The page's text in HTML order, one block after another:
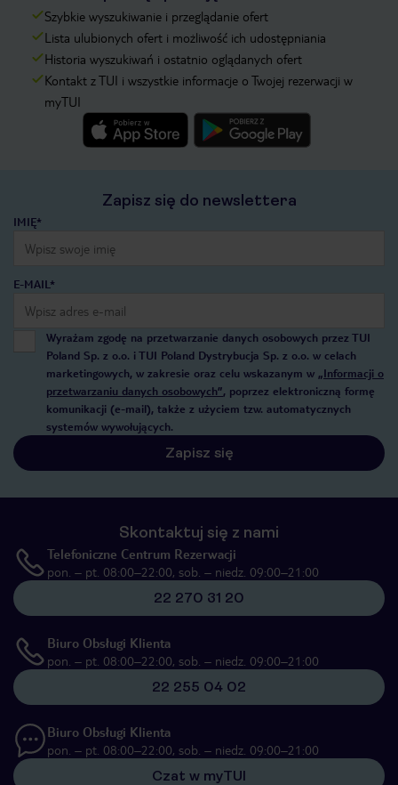
Szybkie wyszukiwanie i przeglądanie ofert
Lista ulubionych ofert i możliwość ich udostępniania
Historia wyszukiwań i ostatnio oglądanych ofert
Kontakt z TUI i wszystkie informacje o Twojej rezerwacji w
myTUI
Zapisz się do newslettera
IMIĘ*
E-MAIL*
Wyrażam zgodę na przetwarzanie danych osobowych przez TUI
Poland Sp. z o.o. i TUI Poland Dystrybucja Sp. z o.o. w celach
marketingowych, w zakresie oraz celu wskazanym w „Informacji o
przetwarzaniu danych osobowych”, poprzez elektroniczną formę
komunikacji (e-mail), także z użyciem tzw. automatycznych
systemów wywołujących.
Zapisz się
Skontaktuj się z nami
Telefoniczne Centrum Rezerwacji
pon. – pt. 08:00–22:00, sob. – niedz. 09:00–21:00
22 270 31 20
Biuro Obsługi Klienta
pon. – pt. 08:00–22:00, sob. – niedz. 09:00–21:00
22 255 04 02
Biuro Obsługi Klienta
pon. – pt. 08:00–22:00, sob. – niedz. 09:00–21:00
Czat w myTUI